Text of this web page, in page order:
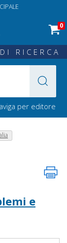
0
RICERCA
per editore
e